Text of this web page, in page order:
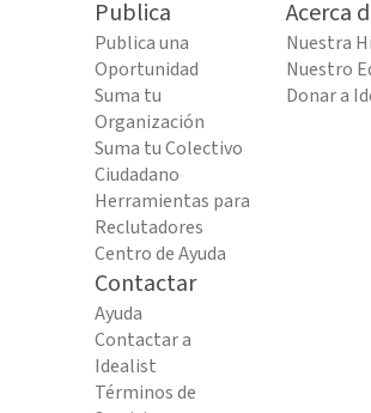
Publica
Publica una
Oportunidad
Suma tu
Organización
Suma tu Colectivo
Ciudadano
Herramientas para
Reclutadores
Centro de Ayuda
Acerca
Nuestra
Nuestro
Donar a
Contactar
Ayuda
Contactar a
Idealist
Términos de